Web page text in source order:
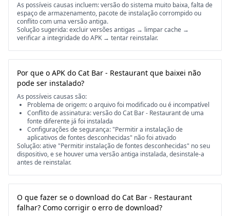
As possíveis causas incluem: versão do sistema muito baixa, falta de
espaço de armazenamento, pacote de instalação corrompido ou
conflito com uma versão antiga.
Solução sugerida: excluir versões antigas → limpar cache →
verificar a integridade do APK → tentar reinstalar.
Por que o APK do Cat Bar - Restaurant que baixei não
pode ser instalado?
As possíveis causas são:
Problema de origem: o arquivo foi modificado ou é incompatível
Conflito de assinatura: versão do Cat Bar - Restaurant de uma
fonte diferente já foi instalada
Configurações de segurança: "Permitir a instalação de
aplicativos de fontes desconhecidas" não foi ativado
Solução: ative "Permitir instalação de fontes desconhecidas" no seu
dispositivo, e se houver uma versão antiga instalada, desinstale-a
antes de reinstalar.
O que fazer se o download do Cat Bar - Restaurant
falhar? Como corrigir o erro de download?